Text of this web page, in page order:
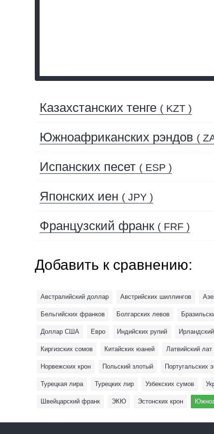
Казахстанских тенге ( KZT )
Южноафриканских рэндов (
Испанских песет ( ESP )
Японских иен ( JPY )
Французский франк ( FRF )
Добавить к сравнению:
Австралийский доллар Австрийских шиллингов
Бельгийских франков Болгарских левов
Доллар США Евро Индийских рупий
Киргизских сомов Китайских юаней Латвийский лат
Норвежских крон Польский злотый Португальских
Турецкая лира Турецких лир Узбекских сумов
Швейцарский франк ЭКЮ Эстонских крон